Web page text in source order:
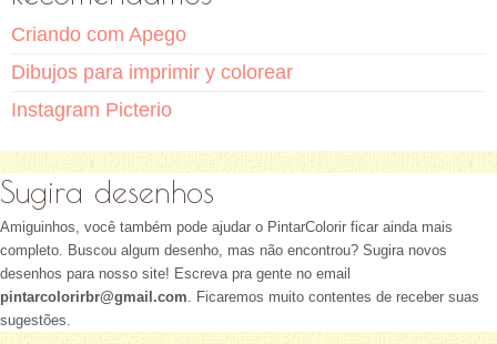
Criando com Apego
Dibujos para imprimir y colorear
Instagram Picterio
Sugira desenhos
Amiguinhos, você também pode ajudar o PintarColorir ficar ainda mais
completo. Buscou algum desenho, mas não encontrou? Sugira novos
desenhos para nosso site! Escreva pra gente no email
pintarcolorirbr@gmail.com . Ficaremos muito contentes de receber suas
sugestões.